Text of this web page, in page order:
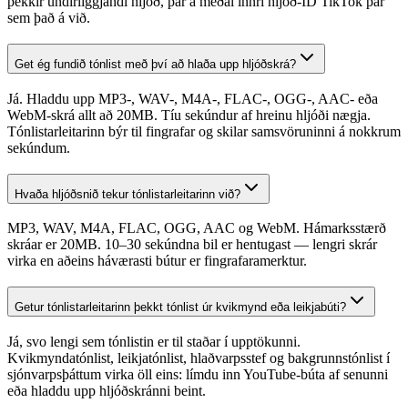
sem það á við.
Get ég fundið tónlist með því að hlaða upp hljóðskrá?
Já. Hladdu upp MP3-, WAV-, M4A-, FLAC-, OGG-, AAC- eða
WebM-skrá allt að 20MB. Tíu sekúndur af hreinu hljóði nægja.
Tónlistarleitarinn býr til fingrafar og skilar samsvöruninni á nokkrum
sekúndum.
Hvaða hljóðsnið tekur tónlistarleitarinn við?
MP3, WAV, M4A, FLAC, OGG, AAC og WebM. Hámarksstærð
skráar er 20MB. 10–30 sekúndna bil er hentugast — lengri skrár
virka en aðeins háværasti bútur er fingrafaramerktur.
Getur tónlistarleitarinn þekkt tónlist úr kvikmynd eða leikjabúti?
Já, svo lengi sem tónlistin er til staðar í upptökunni.
Kvikmyndatónlist, leikjatónlist, hlaðvarpsstef og bakgrunnstónlist í
sjónvarpsþáttum virka öll eins: límdu inn YouTube-búta af senunni
eða hladdu upp hljóðskránni beint.